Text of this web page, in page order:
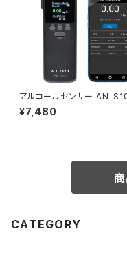
アルコールセンサー AN-
【センサーカートリッジ交換式
¥7,480
CATEGORY